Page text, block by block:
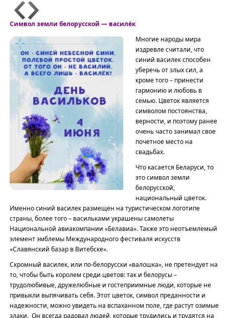
Символ земли белорусской — василёк
Многие народы мира
издревле считали, что
синий василек способен
уберечь от злых сил, а
кроме того – принести
гармонию и любовь в
семью. Цветок является
символом постоянства,
верности, и поэтому ранее
очень часто занимал свое
почетное место на
свадьбах.
Что касается Беларуси, то
это символ земли
белорусской,
национальный цветок.
Именно синий василек размещен на туристическом логотипе
страны, более того – васильками украшены самолеты
Национальной авиакомпании «Белавиа». Также это неотъемлемый
элемент эмблемы Международного фестиваля искусств
«Славянский базар в Витебске».
Скромный василек, или по-белорусски «валошка», не претендует на
то, чтобы быть королем среди цветов: так и бело­русы –
трудолюбивые, дружелюбные и гостеприимные люди, которые не
привыкли выпячивать себя. Этот цветок, символ преданности и
надежности, можно увидеть на вспаханном поле, где растут озимые
злаки. Он всегда радовал людей, которые трудились и трудятся на